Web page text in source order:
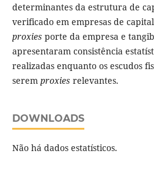
determinantes da estrutura de
verificado em empresas de
proxies porte da empresa e
apresentaram consistência
realizadas enquanto os escudos
serem proxies relevantes.
DOWNLOADS
Não há dados estatísticos.